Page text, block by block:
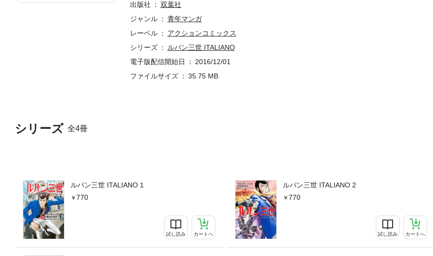
シリーズ 全4冊
ルパン三世 ITALIANO 1
770
試し読み カートへ
ルパン三世 ITALIANO 2
770
試し読み カートへ
出版社
双葉社
ジャンル
青年マンガ
レーベル
アクションコミックス
シリーズ
ルパン三世 ITALIANO
電子版配信開始日
2016/12/01
ファイルサイズ
35.75 MB